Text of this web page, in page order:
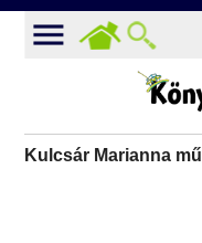
Kulcsár Marianna